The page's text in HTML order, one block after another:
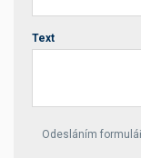
Text
Your website *
Odesláním